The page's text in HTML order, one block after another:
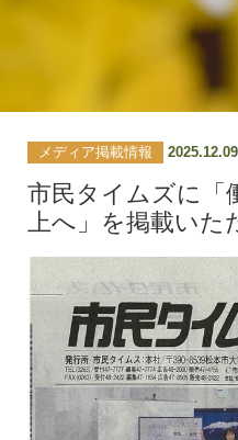
メディア掲載情報 2025.12.09
市民タイムズに「
上へ」を掲載いた